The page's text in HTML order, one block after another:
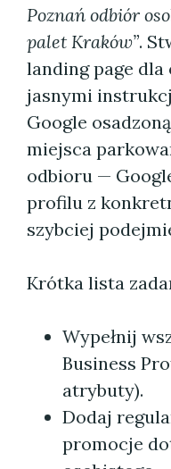
Poznań odbiór
palet Kraków”.
landing page
jasnymi
Google
miejsca
odbioru —
profilu z
szybciej
Krótka lista
Wypełnij
Business
atrybuty).
Dodaj
promocje